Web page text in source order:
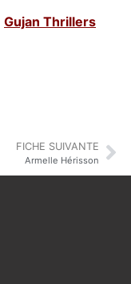
Gujan Thrillers
FICHE SUIVANTE
Armelle Hérisson